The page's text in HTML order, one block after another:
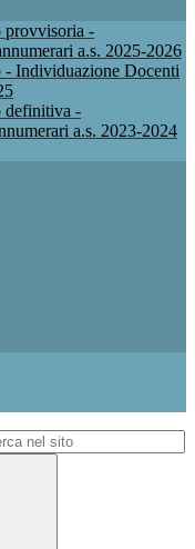
provvisoria -
a.s. 2025-2026
- Individuazione Docenti
definitiva -
a.s. 2023-2024